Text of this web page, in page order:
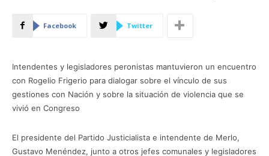
Facebook Twitter
Intendentes y legisladores peronistas mantuvieron un encuentro
con Rogelio Frigerio para dialogar sobre el vínculo de sus
gestiones con Nación y sobre la situación de violencia que se
vivió en Congreso
El presidente del Partido Justicialista e intendente de Merlo,
Gustavo Menéndez, junto a otros jefes comunales y legisladores